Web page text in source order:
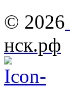
© 2026
нск.рф